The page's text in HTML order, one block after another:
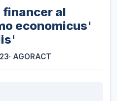
financer al
economicus'
· AGORACT